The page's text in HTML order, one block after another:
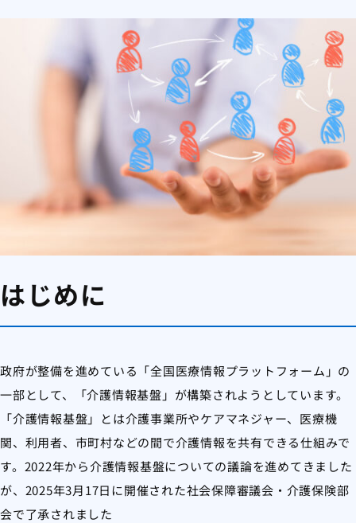
はじめに
政府が整備を進めている「全国医療情報プラットフォーム」の
一部として、「介護情報基盤」が構築されようとしています。
「介護情報基盤」とは介護事業所やケアマネジャー、医療機
関、利用者、市町村などの間で介護情報を共有できる仕組みで
す。2022年から介護情報基盤についての議論を進めてきました
が、2025年3月17日に開催された社会保障審議会・介護保険部
会で了承されました